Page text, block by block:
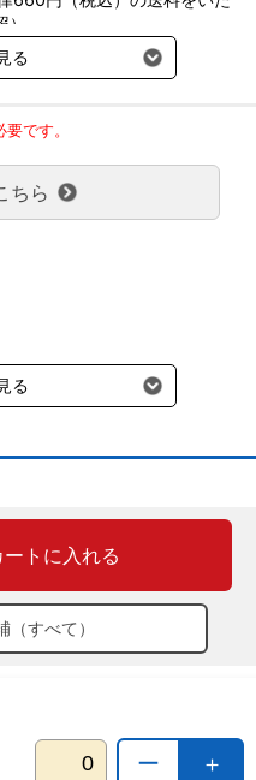
のお届けにつきましては、1
以上で配送無料となります。
。
る場合の送料負担は、１回分
場合は、大型商品送料のみご
る
です。
ちら
る
トに入れる
（すべて）
＋
ー